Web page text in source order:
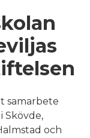
samarbete
Skövde,
och